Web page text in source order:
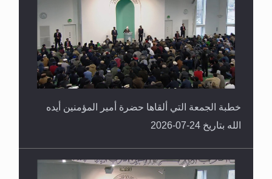
خطبة الجمعة التي ألقاها حضرة أمير المؤمنين أيده
الله بتاريخ 24-07-2026